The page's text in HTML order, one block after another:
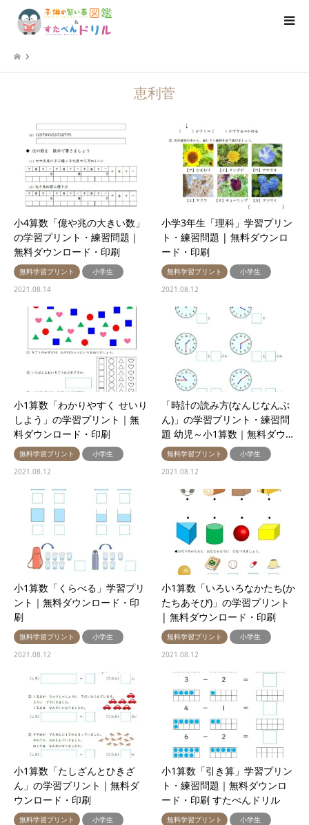
恵利菅
小4算数「億や兆の大きい数」
の学習プリント・練習問題｜
無料ダウンロード・印刷
無料学習プリント
小学生
2021.08.14
小学3年生「理科」学習プリン
ト・練習問題 | 無料ダウンロ
ード・印刷
無料学習プリント
小学生
2021.08.12
小1算数「わかりやすく せいり
しよう」の学習プリント｜無
料ダウンロード・印刷
無料学習プリント
小学生
2021.08.12
「時計の読み方(なんじなんぷ
ん)」の学習プリント・練習問
題 幼児～小1算数｜無料ダウ…
無料学習プリント
小学生
2021.08.12
小1算数「くらべる」学習プリ
ント｜無料ダウンロード・印
刷
無料学習プリント
小学生
2021.08.12
小1算数「いろいろなかたち(か
たちあそび)」の学習プリント
| 無料ダウンロード・印刷
無料学習プリント
小学生
2021.08.12
小1算数「たしざんとひきざ
ん」の学習プリント｜無料ダ
ウンロード・印刷
無料学習プリント
小学生
小1算数「引き算」学習プリン
ト・練習問題｜無料ダウンロ
ード・印刷 すたぺんドリル
無料学習プリント
小学生